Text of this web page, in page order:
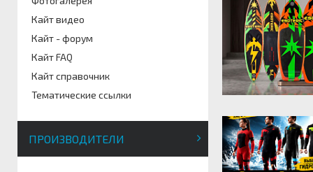
Кайт видео
Кайт - форум
Кайт FAQ
Кайт справочник
Тематические ссылки
ПРОИЗВОДИТЕЛИ